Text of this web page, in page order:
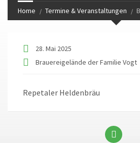
Home Termine & Veranstaltungen
28. Mai 2025
Brauereigelände der Familie Vogt
Repetaler Heldenbräu